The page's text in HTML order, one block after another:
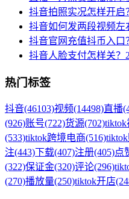
抖音拍照实况怎样开启
抖音如何发两段视频左
抖音官网充值抖币入口
抖音人脸支付怎样关？
热门标签
抖音(46103)视频(14498)直播
(926)账号(722)货源(702)tiktok
(533)tiktok跨境电商(516)
注(443)下载(407)注册(405)点
(322)保证金(320)评论(296)
(270)播放量(250)tiktok开店